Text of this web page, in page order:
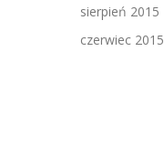
sierpień 2015
czerwiec 2015